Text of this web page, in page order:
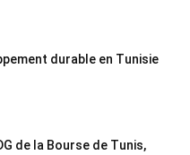
durable en Tunisie
de la Bourse de Tunis,